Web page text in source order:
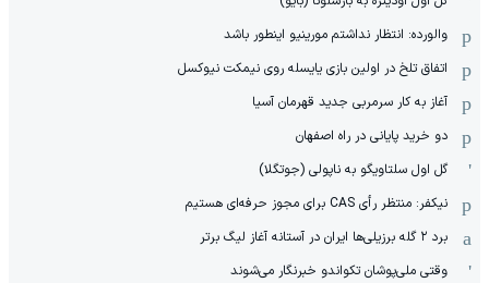
والورده: انتظار نداشتم مورینیو اینطور باشد
اتفاق تلخ در اولین بازی یایسله روی نیمکت نیوکسل
آغاز به کار سرمربی جدید قهرمان آسیا
دو خرید پایانی در راه اصفهان
گل اول سلتاویگو به ناپولی (جوتگلا)
نیکفر: منتظر رأی CAS برای مجوز حرفه‌ای هستیم
برد ۲ گله برزیلی‌ها ایران در آستانه آغاز لیگ برتر
وقتی ملی‌پوشان تکواندو خبرنگار می‌شوند